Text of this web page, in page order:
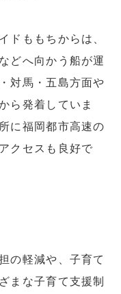
ドももちからは、
どへ向かう船が運
対馬・五島方面や
ら発着していま
に福岡都市高速の
クセスも良好で
の軽減や、子育て
まな子育て支援制